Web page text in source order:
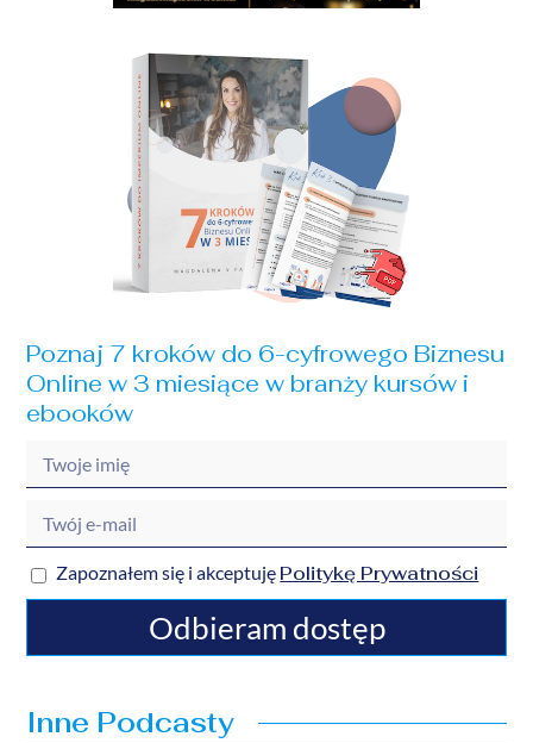
Poznaj 7 kroków do 6-cyfrowego Biznesu
Online w 3 miesiące w branży kursów i
ebooków
Zapoznałem się i akceptuję Politykę Prywatności
Odbieram dostęp
Inne Podcasty